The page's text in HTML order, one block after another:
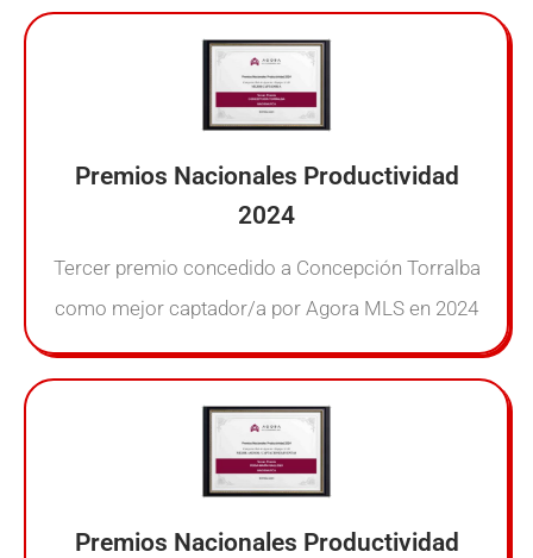
Premios Nacionales Productividad
2024
Tercer premio concedido a Concepción Torralba
como mejor captador/a por Agora MLS en 2024
Premios Nacionales Productividad